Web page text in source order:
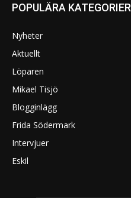
POPULÄRA KATEGORIER
Nyheter
Aktuellt
Löparen
Mikael Tisjö
Blogginlägg
Frida Södermark
Intervjuer
Eskil